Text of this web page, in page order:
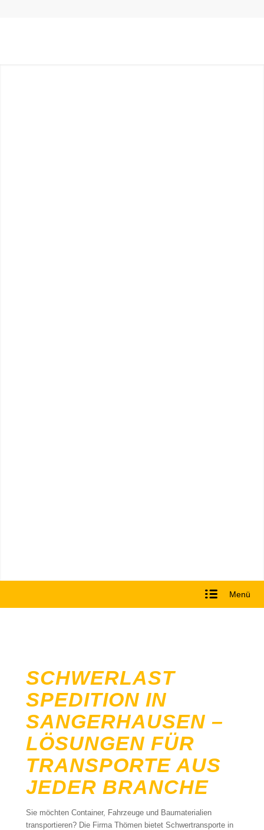
Menü
SCHWERLAST
SPEDITION IN
SANGERHAUSEN –
LÖSUNGEN FÜR
TRANSPORTE AUS
JEDER BRANCHE
Sie möchten Container, Fahrzeuge und Baumaterialien
transportieren? Die Firma Thömen bietet Schwertransporte in